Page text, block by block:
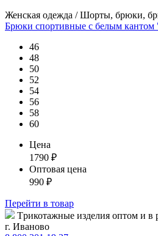
Женская одежда / Шорты, брюки,
Брюки спортивные с белым
46
48
50
52
54
56
58
60
Цена
1790 ₽
Оптовая цена
990 ₽
Перейти в товар
Tрикотажные изделия оптом и в
г. Иваново